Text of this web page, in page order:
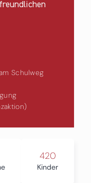
Schulweg
420
Kinder